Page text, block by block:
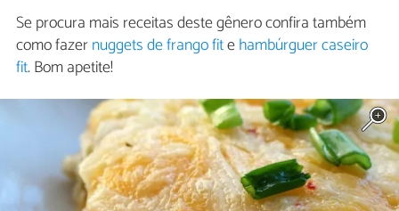
Se procura mais receitas deste gênero confira também
como fazernuggets de frango fitehambúrguer caseiro
fit. Bom apetite!